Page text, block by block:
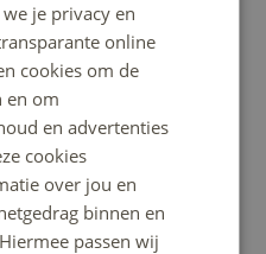
je privacy en
online
cookies om de
en om
en advertenties
cookies
over jou en
binnen en
passen wij